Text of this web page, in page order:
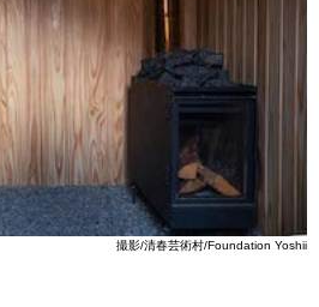
撮影/清春芸術村/Foundation Yoshii